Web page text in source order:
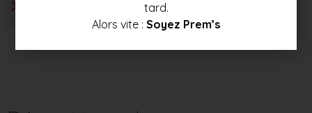
tard.
Alors vite : Soyez Prem’s